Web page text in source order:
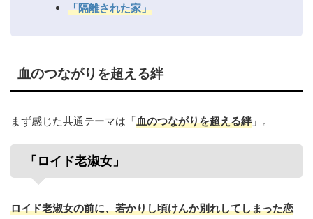
「隔離された家」
血のつながりを超える絆
まず感じた共通テーマは「血のつながりを超える絆」。
「ロイド老淑女」
ロイド老淑女の前に、若かりし頃けんか別れしてしまった恋